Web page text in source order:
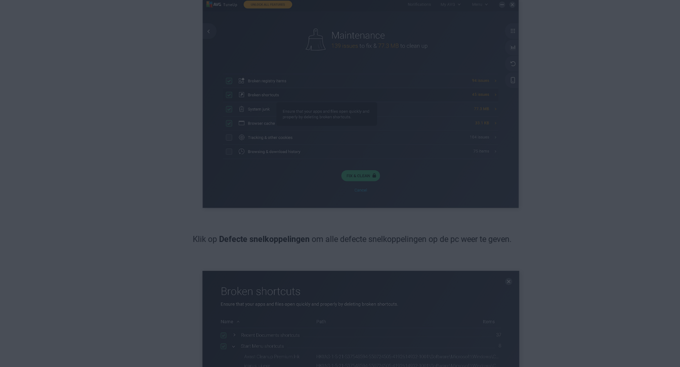
Klik op Defecte snelkoppelingen om alle defecte snelkoppelingen op de pc weer te geven.